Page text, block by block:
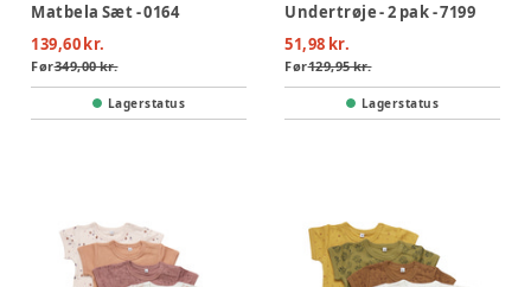
Matbela Sæt - 0164
139,60 kr.
Før349,00 kr.
Lagerstatus
Undertrøje - 2 pak - 7199
51,98 kr.
Før129,95 kr.
Lagerstatus